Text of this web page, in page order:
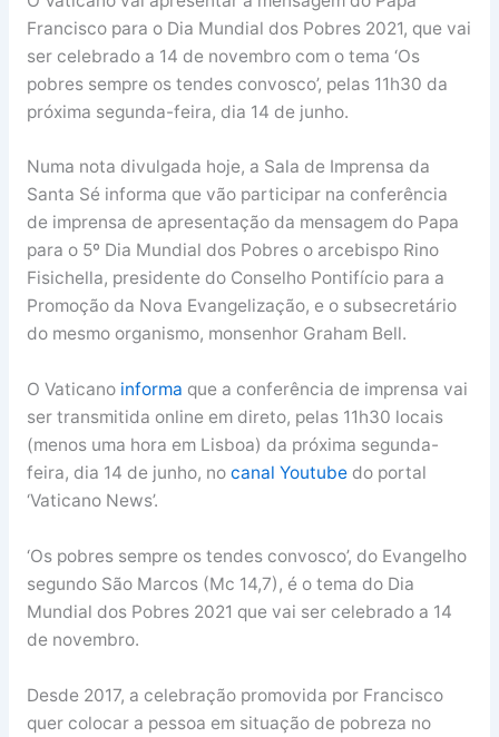
Francisco para o Dia Mundial dos Pobres 2021, que vai
ser celebrado a 14 de novembro com o tema ‘Os
pobres sempre os tendes convosco’, pelas 11h30 da
próxima segunda-feira, dia 14 de junho.
Numa nota divulgada hoje, a Sala de Imprensa da
Santa Sé informa que vão participar na conferência
de imprensa de apresentação da mensagem do Papa
para o 5º Dia Mundial dos Pobres o arcebispo Rino
Fisichella, presidente do Conselho Pontifício para a
Promoção da Nova Evangelização, e o subsecretário
do mesmo organismo, monsenhor Graham Bell.
O Vaticano informa que a conferência de imprensa vai
ser transmitida online em direto, pelas 11h30 locais
(menos uma hora em Lisboa) da próxima segunda-
feira, dia 14 de junho, no canal Youtubedo portal
‘Vaticano News’.
‘Os pobres sempre os tendes convosco’, do Evangelho
segundo São Marcos (Mc 14,7), é o tema do Dia
Mundial dos Pobres 2021 que vai ser celebrado a 14
de novembro.
Desde 2017, a celebração promovida por Francisco
quer colocar a pessoa em situação de pobreza no